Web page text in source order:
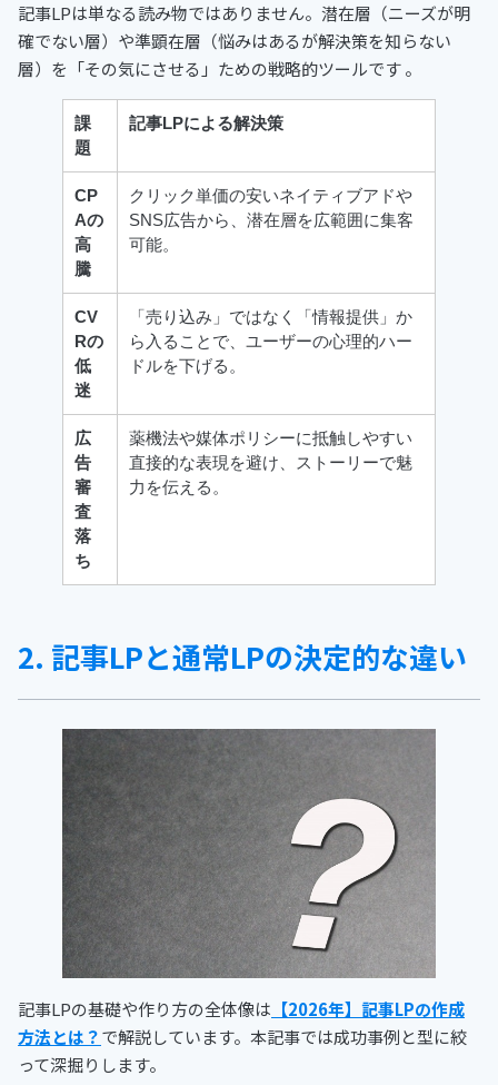
記事LPは単なる読み物ではありません。潜在層（ニーズが明
確でない層）や準顕在層（悩みはあるが解決策を知らない
層）を「その気にさせる」ための戦略的ツールです 。
課
題
記事LPによる解決策
CP
Aの
高
騰
クリック単価の安いネイティブアドや
SNS広告から、潜在層を広範囲に集客
可能。
CV
Rの
低
迷
「売り込み」ではなく「情報提供」か
ら入ることで、ユーザーの心理的ハー
ドルを下げる。
広
告
審
査
落
ち
薬機法や媒体ポリシーに抵触しやすい
直接的な表現を避け、ストーリーで魅
力を伝える。
2. 記事LPと通常LPの決定的な違い
記事LPの基礎や作り方の全体像は 【2026年】記事LPの作成
方法とは？で解説しています。本記事では成功事例と型に絞
って深掘りします。